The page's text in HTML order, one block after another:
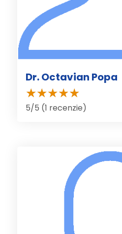
Dr. Octavian Popa
5/5 (1 recenzie)